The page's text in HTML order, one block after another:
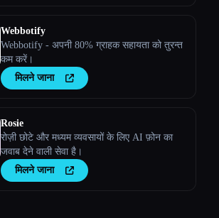
Webbotify
Webbotify - अपनी 80% ग्राहक सहायता को तुरन्त
कम करें।
मिलने जाना
Rosie
रोज़ी छोटे और मध्यम व्यवसायों के लिए AI फ़ोन का
जवाब देने वाली सेवा है।
मिलने जाना